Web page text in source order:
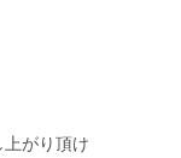
がり頂け